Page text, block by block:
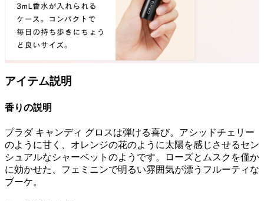
アイテム説明
香りの説明
プラダ キャンディ グロスは弾ける喜び。アシッドチェリー
のように甘く、オレンジの花のように太陽を感じさせるセン
シュアルなシャーベットのようです。ローズとムスクを僅か
に効かせた、フェミニンで明るい雰囲気が漂うフルーティな
ブーケ。